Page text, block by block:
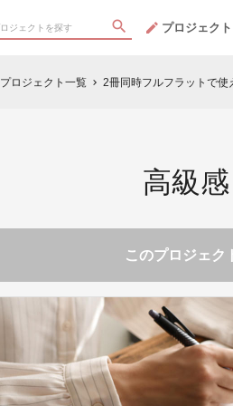
プロジェク
プロジェクト一覧 chevron_right 2冊同時フルフラットで
高級
このプロジェク